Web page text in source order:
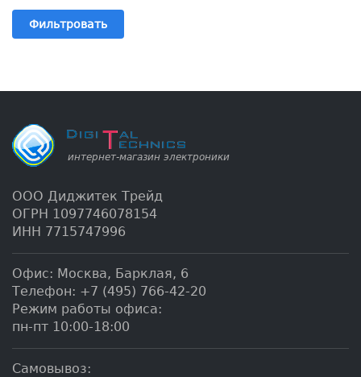
Фильтровать
ООО Диджитек Трейд
ОГРН 1097746078154
ИНН 7715747996
Офис: Москва, Барклая, 6
Телефон: +7 (495) 766-42-20
Режим работы офиса:
пн-пт 10:00-18:00
Самовывоз: